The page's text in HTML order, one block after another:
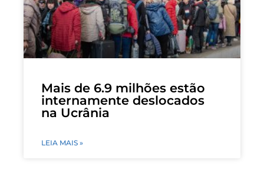
Mais de 6.9 milhões estão
internamente deslocados
na Ucrânia
LEIA MAIS »